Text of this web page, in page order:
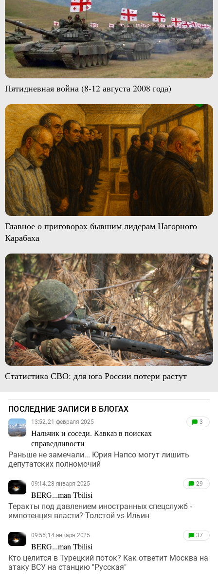
Пятидневная война (8-12 августа 2008 года)
Главное о приговорах бывшим лидерам Нагорного
Карабаха
Статистика СВО: для юга России потери растут
ПОСЛЕДНИЕ ЗАПИСИ В БЛОГАХ
13:52, 21 февраля 2025
Нальчик и соседи. Кавказ в поисках
справедливости
3
Раньше не замечали... Юрия Напсо могут лишить
депутатских полномочий
09:14, 28 января 2025
BERG...man Tbilisi
29
Теракты под давлением иностранных спецслужб -
импотенция власти? Толстой vs Ильин
09:55, 14 января 2025
BERG...man Tbilisi
37
Кто целится в Турецкий поток? Как ответит Москва на
атаку ВСУ на станцию "Русская"